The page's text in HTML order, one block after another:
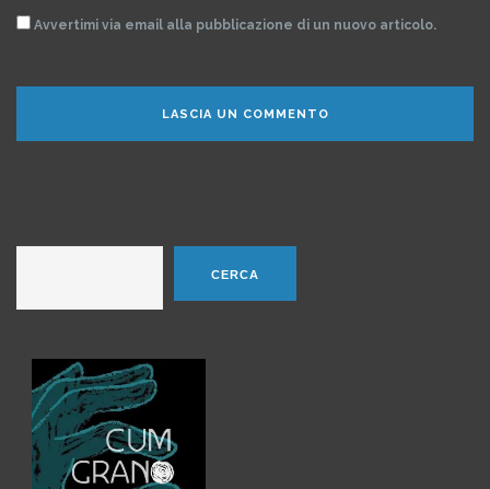
Avvertimi via email alla pubblicazione di un nuovo articolo.
CERCA